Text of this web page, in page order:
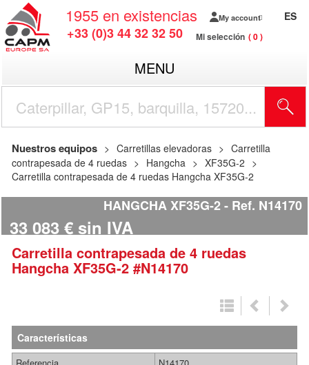
1955 en existencias
+33 (0)3 44 32 32 50
My account
Mi selección 0
ES
MENU
Nuestros equipos Carretillas elevadoras
Carretilla
contrapesada de 4 ruedas
Hangcha
XF35G-2
Carretilla contrapesada de 4 ruedas Hangcha XF35G-2
HANGCHA XF35G-2 Ref. N14170
33 083 € sin IVA
Carretilla contrapesada de 4 ruedas
Hangcha XF35G-2 #N14170
Características